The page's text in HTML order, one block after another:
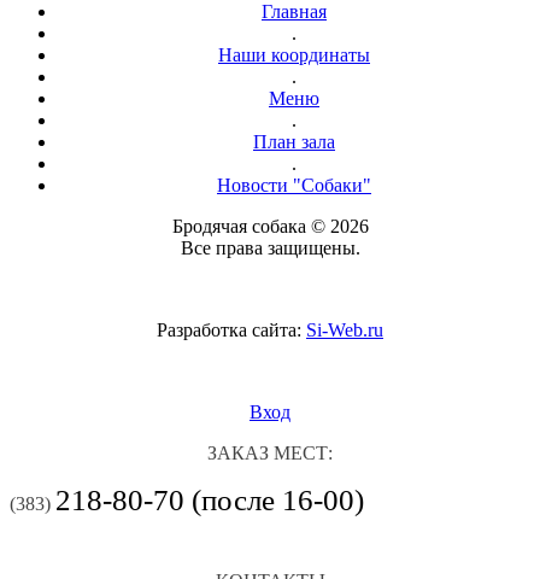
Главная
.
Наши координаты
.
Меню
.
План зала
.
Новости "Собаки"
Бродячая собака © 2026
Все права защищены.
Разработка сайта: Si-Web.ru
Вход
ЗАКАЗ МЕСТ:
(383) 218-80-70 (после 16-00)